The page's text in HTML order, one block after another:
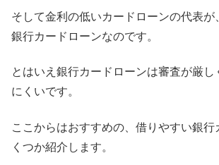
そして金利の低いカードローンの代表が
銀行カードローンなのです。
とはいえ銀行カードローンは審査が厳し
にくいです。
ここからはおすすめの、借りやすい銀行
くつか紹介します。